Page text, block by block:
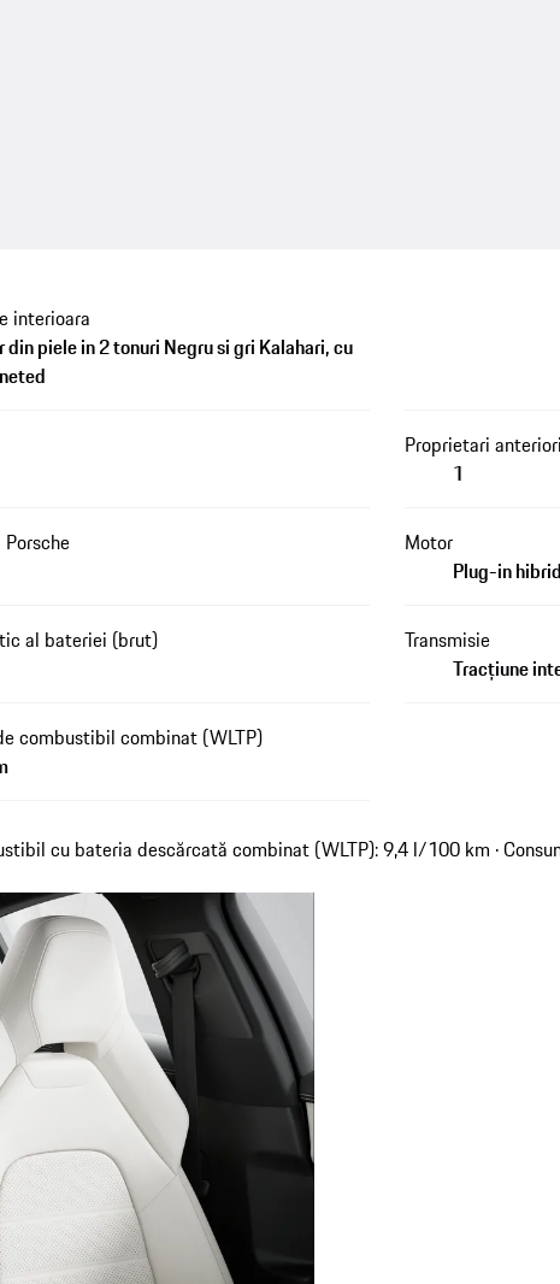
interioara
din piele in 2 tonuri Negru si gri Kalahari, cu
Proprietari anteriori
1
Motor
Plug-in hibrid
al bateriei (brut)
Transmisie
Tracțiune
combustibil combinat (WLTP)
cu bateria descărcată combinat (WLTP): 9,4 l/100 km ·